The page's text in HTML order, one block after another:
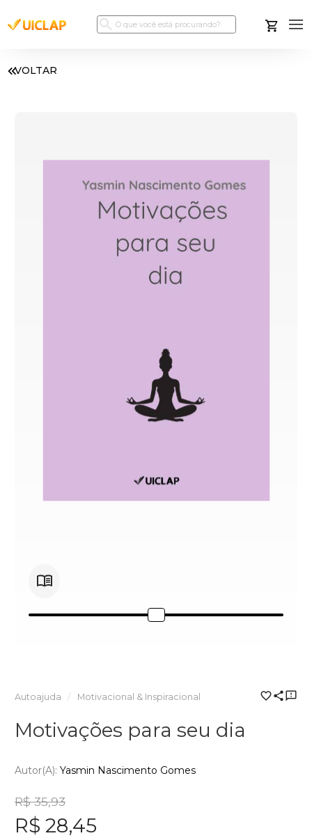
VOLTAR
Autoajuda Motivacional & Inspiracional
Motivações para seu dia
Autor(a): Yasmin Nascimento Gomes
R$ 35,93
R$ 28,45